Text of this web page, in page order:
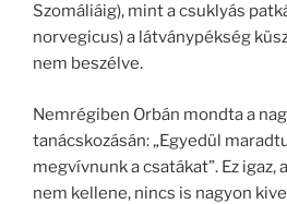
Szomáliáig), mint a csuklyás
norvegicus) a látványpékség
nem beszélve.
Nemrégiben Orbán mondta a
tanácskozásán: „Egyedül
megvívnunk a csatákat”. Ez igaz,
nem kellene, nincs is nagyon